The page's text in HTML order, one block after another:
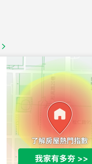
1,020萬
總價
490萬
總價